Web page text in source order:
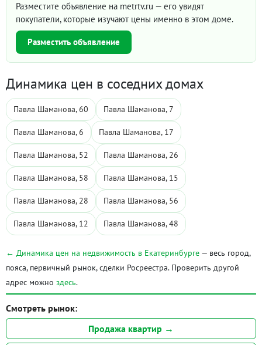
Разместите объявление на metrtv.ru — его увидят
покупатели, которые изучают цены именно в этом доме.
Разместить объявление
Динамика цен в соседних домах
Павла Шаманова, 60 Павла Шаманова, 7
Павла Шаманова, 6 Павла Шаманова, 17
Павла Шаманова, 52 Павла Шаманова, 26
Павла Шаманова, 58 Павла Шаманова, 15
Павла Шаманова, 28 Павла Шаманова, 56
Павла Шаманова, 12 Павла Шаманова, 48
← Динамика цен на недвижимость в Екатеринбурге — весь город,
пояса, первичный рынок, сделки Росреестра. Проверить другой
адрес можно здесь.
Смотреть рынок:
Продажа квартир →